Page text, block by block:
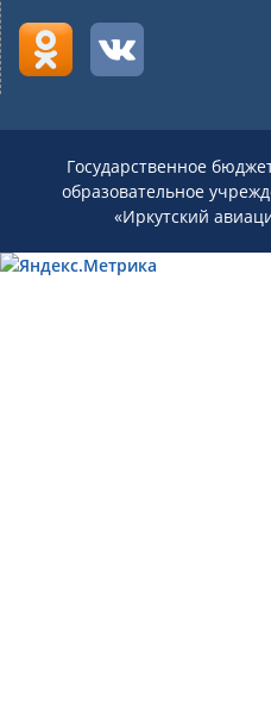
Государственное
образовательное
«Иркутский